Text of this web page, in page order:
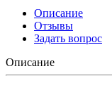
Описание
Отзывы
Задать вопрос
Описание